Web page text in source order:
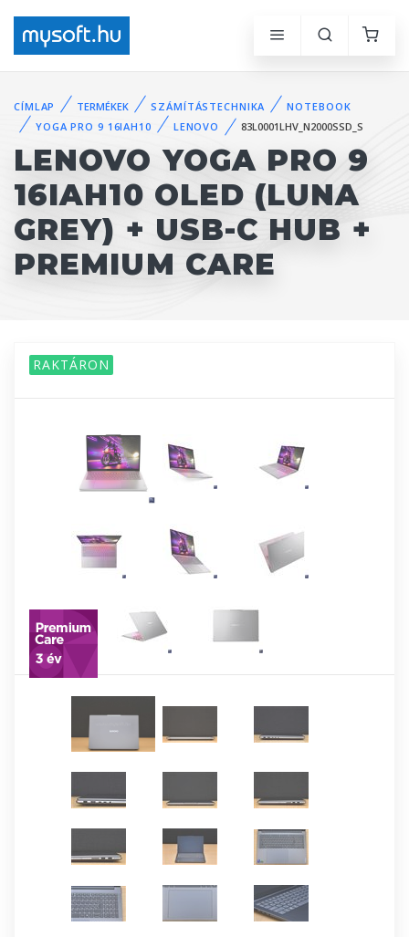
CÍMLAP TERMÉKEK SZÁMÍTÁSTECHNIKA
NOTEBOOK
YOGA PRO 9 16IAH10
LENOVO 83L0001LHV_N2000SSD_S
LENOVO YOGA PRO 9
16IAH10 OLED (LUNA
GREY) + USB-C HUB +
PREMIUM CARE
RAKTÁRON